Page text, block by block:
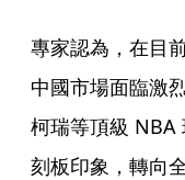
專家認為，在目
中國市場面臨激
柯瑞等頂級 NBA
刻板印象，轉向